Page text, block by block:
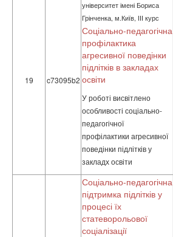
19 c73095b2
університет імені Бориса
Грінченка, м.Київ, ІІІ курс
Соціально-педагогічна
профілактика
агресивної поведінки
підлітків в закладах
освіти
У роботі висвітлено
особливості соціально-
педагогічної
профілактики агресивної
поведінки підлітків у
закладх освіти
Соціально-педагогічна
підтримка підлітків у
процесі їх
статеворольової
соціалізації